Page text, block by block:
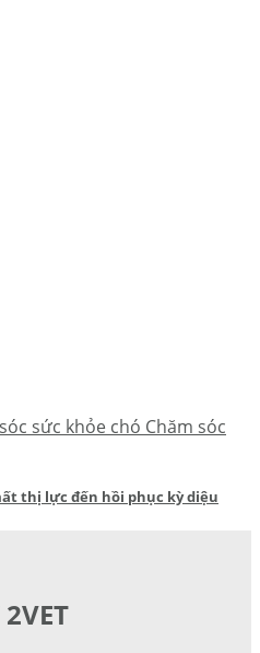
sức khỏe chó Chăm sóc
thị lực đến hồi phục kỳ diệu